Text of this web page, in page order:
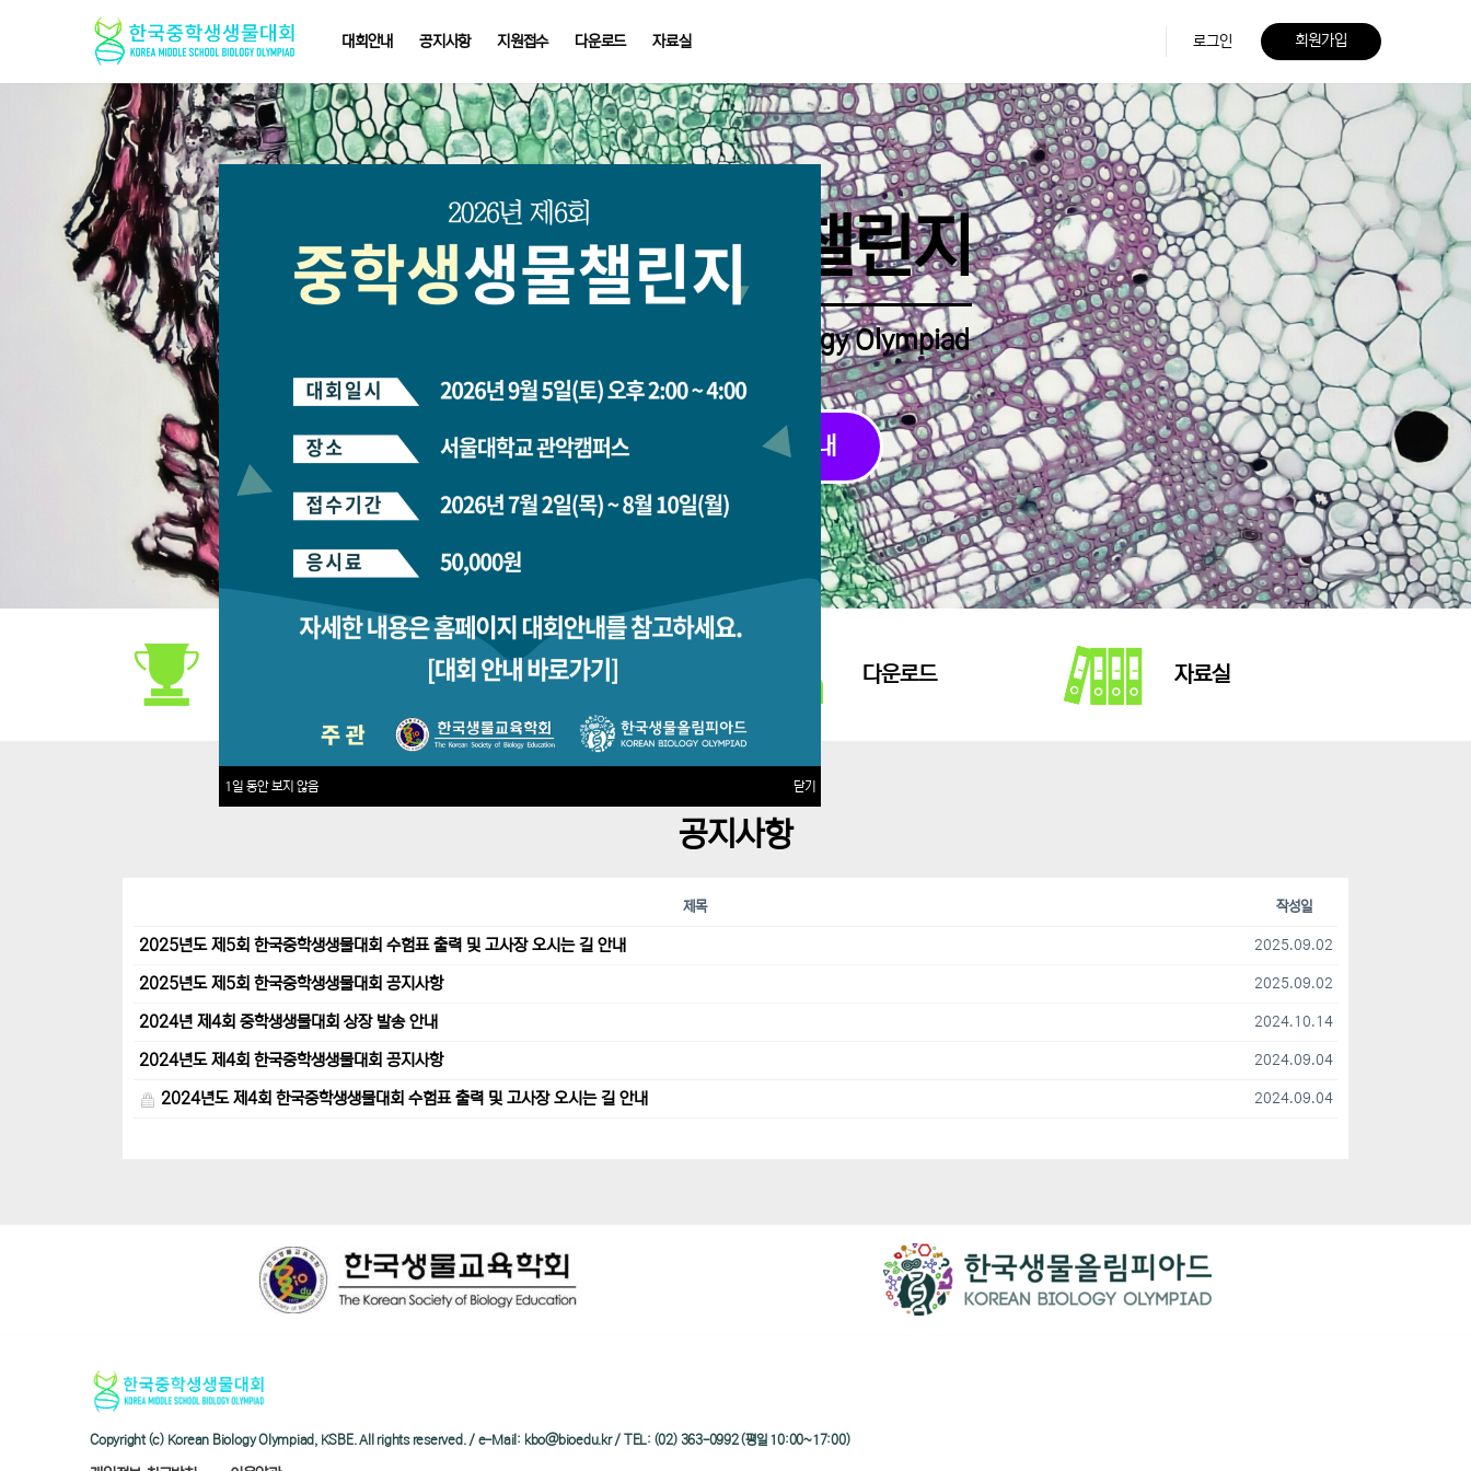
대회안내 공지사항 지원접수 다운로드 자료실 로그인 회원가입
중학생생물챌린지
Middle School Korea Biology Olympiad
2026 대회 접수 안내
지원접수 다운로드 자료실
공지사항
제목 작성일
2025년도 제5회 한국중학생생물대회 수험표 출력 및 고사장 오시는 길 안내 2025.09.02
2025년도 제5회 한국중학생생물대회 공지사항 2025.09.02
2024년 제4회 중학생생물대회 상장 발송 안내 2024.10.14
2024년도 제4회 한국중학생생물대회 공지사항 2024.09.04
2024년도 제4회 한국중학생생물대회 수험표 출력 및 고사장 오시는 길 안내 2024.09.04
Copyright (c) Korean Biology Olympiad, KSBE. All rights reserved. / e-Mail: kbo@bioedu.kr / TEL: (02) 363-0992 (평일 10:00~17:00)
1일 동안 보지 않음 닫기